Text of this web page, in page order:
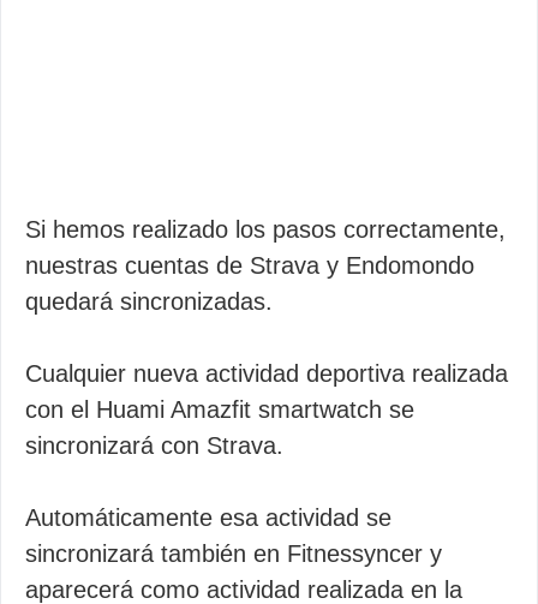
Si hemos realizado los pasos correctamente,
nuestras cuentas de Strava y Endomondo
quedará sincronizadas.
Cualquier nueva actividad deportiva realizada
con el Huami Amazfit smartwatch se
sincronizará con Strava.
Automáticamente esa actividad se
sincronizará también en Fitnessyncer y
aparecerá como actividad realizada en la